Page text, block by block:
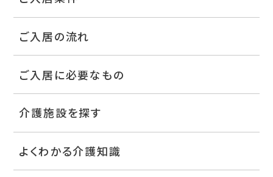
ご入居の流れ
ご入居に必要なもの
介護施設を探す
よくわかる介護知識